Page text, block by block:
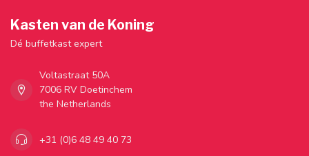
Kasten van de Koning
Dé buffetkast expert
Voltastraat 50A
7006 RV Doetinchem
the Netherlands
+31 (0)6 48 49 40 73